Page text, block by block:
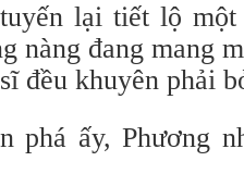
lại tiết lộ
nàng đang mang
đều khuyên phải
phá ấy, Phương